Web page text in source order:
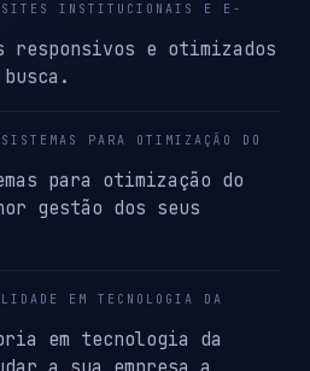
SITES INSTITUCIONAIS E E-
responsivos e otimizados
PARA OTIMIZAÇÃO DO
para otimização do
gestão dos seus
EM TECNOLOGIA DA
em tecnologia da